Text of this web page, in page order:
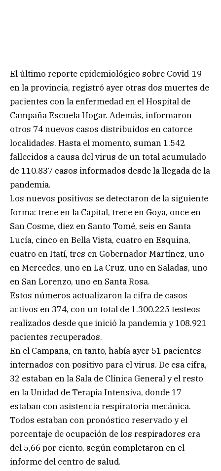
El último reporte epidemiológico sobre Covid-19
en la provincia, registró ayer otras dos muertes de
pacientes con la enfermedad en el Hospital de
Campaña Escuela Hogar. Además, informaron
otros 74 nuevos casos distribuidos en catorce
localidades. Hasta el momento, suman 1.542
fallecidos a causa del virus de un total acumulado
de 110.837 casos informados desde la llegada de la
pandemia.
Los nuevos positivos se detectaron de la siguiente
forma: trece en la Capital, trece en Goya, once en
San Cosme, diez en Santo Tomé, seis en Santa
Lucía, cinco en Bella Vista, cuatro en Esquina,
cuatro en Itatí, tres en Gobernador Martínez, uno
en Mercedes, uno en La Cruz, uno en Saladas, uno
en San Lorenzo, uno en Santa Rosa.
Estos números actualizaron la cifra de casos
activos en 374, con un total de 1.300.225 testeos
realizados desde que inició la pandemia y 108.921
pacientes recuperados.
En el Campaña, en tanto, había ayer 51 pacientes
internados con positivo para el virus. De esa cifra,
32 estaban en la Sala de Clínica General y el resto
en la Unidad de Terapia Intensiva, donde 17
estaban con asistencia respiratoria mecánica.
Todos estaban con pronóstico reservado y el
porcentaje de ocupación de los respiradores era
del 5,66 por ciento, según completaron en el
informe del centro de salud.